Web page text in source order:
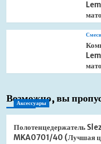
Возможно, вы
Аксессуары
Полотенцедержатель
MKA0701/40 (Лучшая